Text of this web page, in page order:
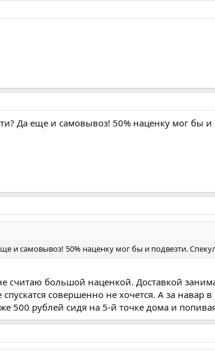
Да еще и самовывоз! 50% наценку мог бы
и самовывоз! 50% наценку мог бы и подвезти.
считаю большой наценкой. Доставкой
совершенно не хочется. А за навар
500 рублей сидя на 5-й точке дома и